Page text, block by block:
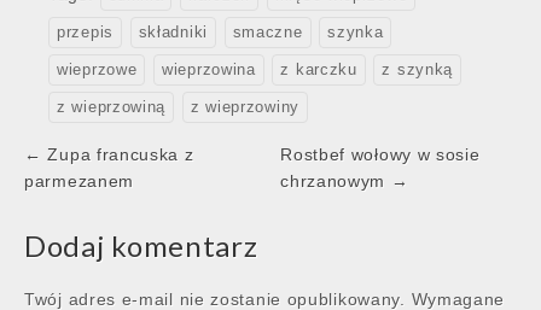
przepis składniki smaczne szynka
wieprzowe wieprzowina z karczku z szynką
z wieprzowiną z wieprzowiny
Post
navigation
← Zupa francuska z
parmezanem
Rostbef wołowy w sosie
chrzanowym →
Dodaj komentarz
Twój adres e-mail nie zostanie opublikowany.
Wymagane